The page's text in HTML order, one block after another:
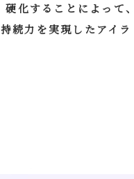
硬化することによって
持続力を実現したアイラ